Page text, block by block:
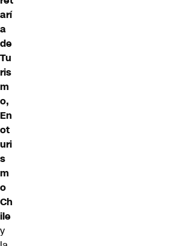
arí
a
de
Tu
ris
m
o,
En
ot
uri
s
m
o
Ch
ile
y